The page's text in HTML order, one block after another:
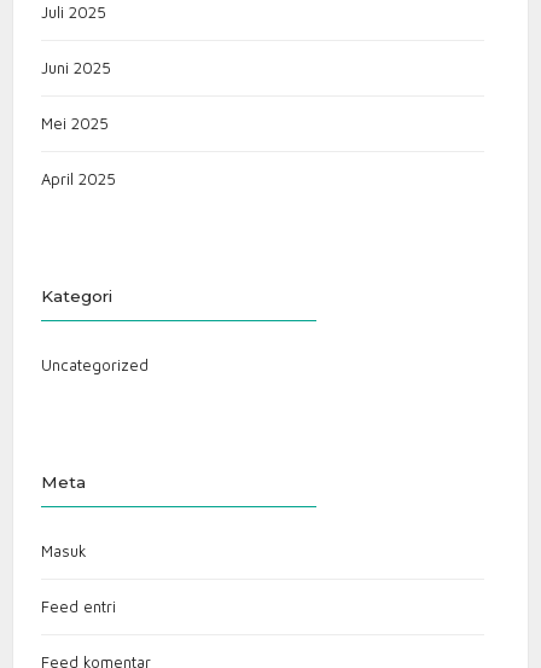
Juli 2025
Juni 2025
Mei 2025
April 2025
Kategori
Uncategorized
Meta
Masuk
Feed entri
Feed komentar